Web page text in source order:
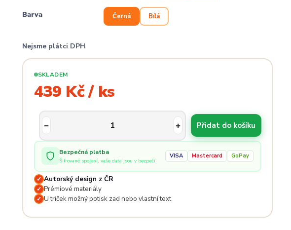
Barva Černá Bílá
Nejsme plátci DPH
SKLADEM
439 Kč / ks
Přidat do košíku
Bezpečná platba
Šifrované spojení, vaše data jsou v bezpečí
VISA Mastercard GoPay
✓ Autorský design z ČR
✓ Prémiové materiály
✓ U triček možný potisk zad nebo vlastní text